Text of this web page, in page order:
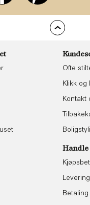
Ofte
Klikk og
Kontakt
Handle